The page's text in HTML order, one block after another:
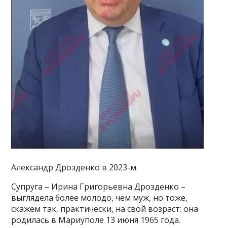
Александр Дрозденко в 2023-м.
Супруга – Ирина Григорьевна Дрозденко –
выглядела более молодо, чем муж, но тоже,
скажем так, практически, на свой возраст: она
родилась в Мариуполе 13 июня 1965 года.